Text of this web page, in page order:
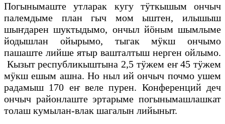
Погынымаште утларак кугу тӱткышым ончыч
палемдыме план гыч мом ыштен, илышыш
шыҥдарен шуктыдымо, ончыл йӧным шымлыме
йодышлан ойырымо, тыгак мӱкш ончымо
пашаште лийше ятыр вашталтыш нерген ойлымо.
Кызыт республикыштына 2,5 тӱжем еҥ 45 тӱжем
мӱкш ешым ашна. Но ныл ий ончыч почмо ушем
радамыш 170 еҥ веле пурен. Конференций деч
ончыч районлаште эртарыме погынымашлашкат
толаш кумылан-влак шагалын лийыныт.